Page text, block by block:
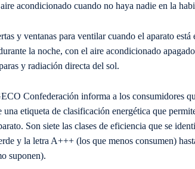
acondicionado cuando no haya nadie en la
y ventanas para ventilar cuando el aparato
la noche, con el aire acondicionado
y radiación directa del sol.
Confederación informa a los consumidores
una etiqueta de clasificación energética que
Son siete las clases de eficiencia que se
y la letra A+++ (los que menos consumen)
suponen).